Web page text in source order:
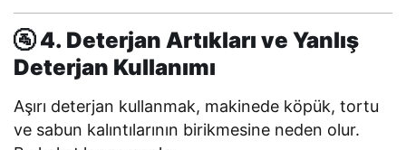
🚰 4. Deterjan Artıkları ve Yanlış
Deterjan Kullanımı
Aşırı deterjan kullanmak, makinede köpük, tortu
ve sabun kalıntılarının birikmesine neden olur.